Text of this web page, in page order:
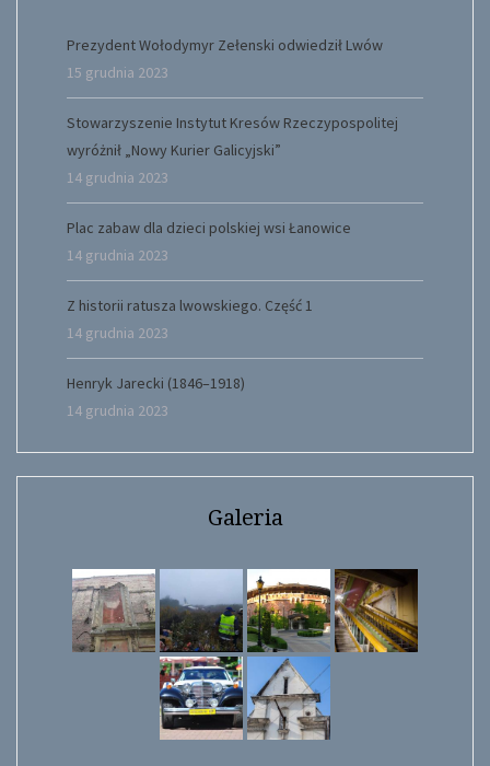
Prezydent Wołodymyr Zełenski odwiedził Lwów
15 grudnia 2023
Stowarzyszenie Instytut Kresów Rzeczypospolitej
wyróżnił „Nowy Kurier Galicyjski”
14 grudnia 2023
Plac zabaw dla dzieci polskiej wsi Łanowice
14 grudnia 2023
Z historii ratusza lwowskiego. Część 1
14 grudnia 2023
Henryk Jarecki (1846–1918)
14 grudnia 2023
Galeria